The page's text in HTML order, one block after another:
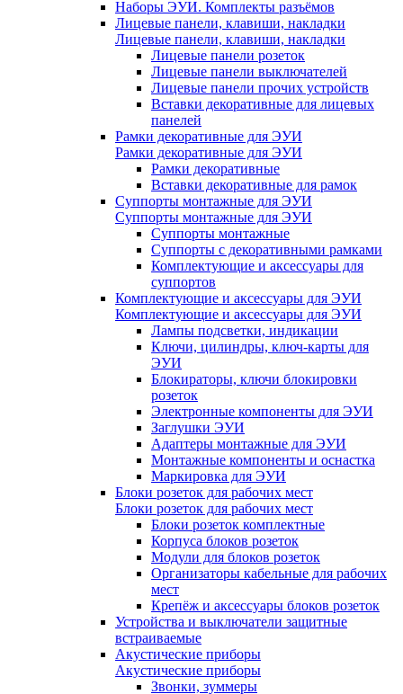
Наборы ЭУИ. Комплекты разъёмов
Лицевые панели, клавиши, накладки
Лицевые панели, клавиши, накладки
Лицевые панели розеток
Лицевые панели выключателей
Лицевые панели прочих устройств
Вставки декоративные для лицевых
панелей
Рамки декоративные для ЭУИ
Рамки декоративные для ЭУИ
Рамки декоративные
Вставки декоративные для рамок
Суппорты монтажные для ЭУИ
Суппорты монтажные для ЭУИ
Суппорты монтажные
Суппорты с декоративными рамками
Комплектующие и аксессуары для
суппортов
Комплектующие и аксессуары для ЭУИ
Комплектующие и аксессуары для ЭУИ
Лампы подсветки, индикации
Ключи, цилиндры, ключ-карты для
ЭУИ
Блокираторы, ключи блокировки
розеток
Электронные компоненты для ЭУИ
Заглушки ЭУИ
Адаптеры монтажные для ЭУИ
Монтажные компоненты и оснастка
Маркировка для ЭУИ
Блоки розеток для рабочих мест
Блоки розеток для рабочих мест
Блоки розеток комплектные
Корпуса блоков розеток
Модули для блоков розеток
Организаторы кабельные для рабочих
мест
Крепёж и аксессуары блоков розеток
Устройства и выключатели защитные
встраиваемые
Акустические приборы
Акустические приборы
Звонки, зуммеры